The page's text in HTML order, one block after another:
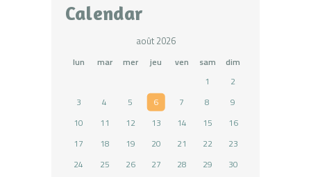
Calendar
août 2026
lun mar mer jeu ven sam
dim
1
2
3
4 5 6 7 8
9
10
11 12 13 14 15
16
17
18 19 20 21 22
23
24
25 26 27 28 29
30